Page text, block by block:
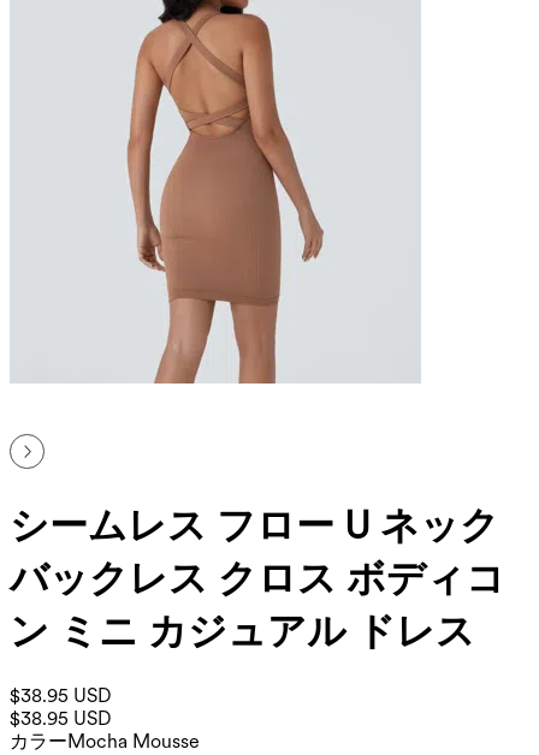
シームレス フロー U ネック
バックレス クロス ボディコ
ン ミニ カジュアル ドレス
$38.95 USD
$38.95 USD
カラーMocha Mousse